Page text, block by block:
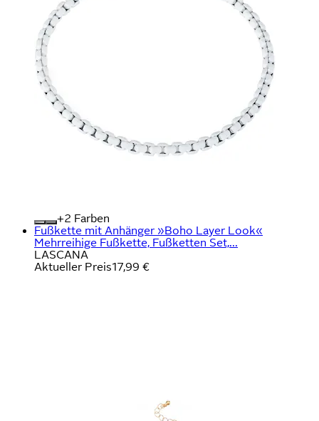
+
Farben
Fußkette mit Anhänger »Boho Layer Look«
Mehrreihige Fußkette, Fußketten Set,...
LASCANA
Aktueller Preis17,99 €